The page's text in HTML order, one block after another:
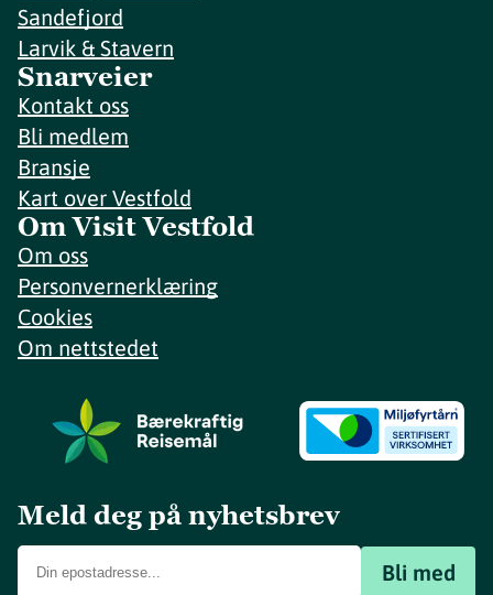
Sandefjord
Larvik & Stavern
Snarveier
Kontakt oss
Bli medlem
Bransje
Kart over Vestfold
Om Visit Vestfold
Om oss
Personvernerklæring
Cookies
Om nettstedet
Meld deg på nyhetsbrev
Bli med